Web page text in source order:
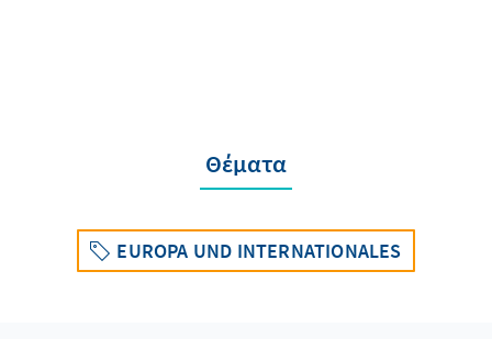
Θέματα
EUROPA UND INTERNATIONALES